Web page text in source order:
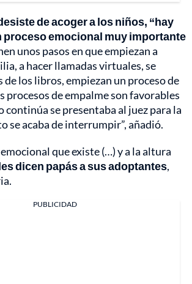
de acoger a los niños, “hay
proceso emocional muy importante
unos pasos en que empiezan a
a hacer llamadas virtuales, se
de los libros, empiezan un proceso de
procesos de empalme son favorables
continúa se presentaba al juez para la
se acaba de interrumpir”, añadió.
que existe (…) y a la altura
dicen papás a sus adoptantes,
PUBLICIDAD